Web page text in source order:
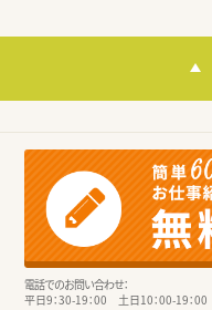
電話でのお問い合わせ：
平日9：30-19：00 土日10：00-19：00